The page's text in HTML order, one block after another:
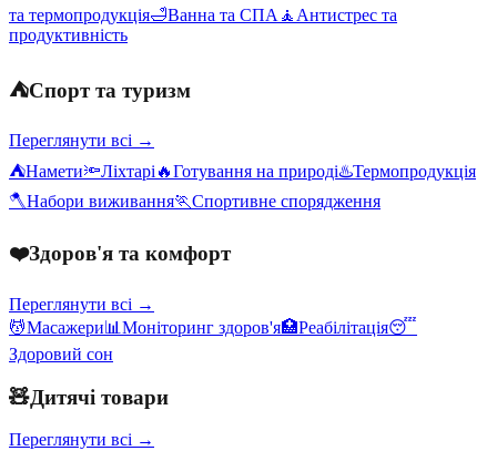
та термопродукція🛁Ванна та СПА 🧘 Антистрес та
продуктивність
⛺Спорт та туризм
Переглянути всі →
⛺Намети🔦Ліхтарі 🔥Готування на природі♨️Термопродукція
🪓Набори виживання🏃Спортивне спорядження
❤️Здоров'я та комфорт
Переглянути всі →
💆Масажери📊 Моніторинг здоров'я🏥Реабілітація😴
Здоровий сон
🧸Дитячі товари
Переглянути всі →